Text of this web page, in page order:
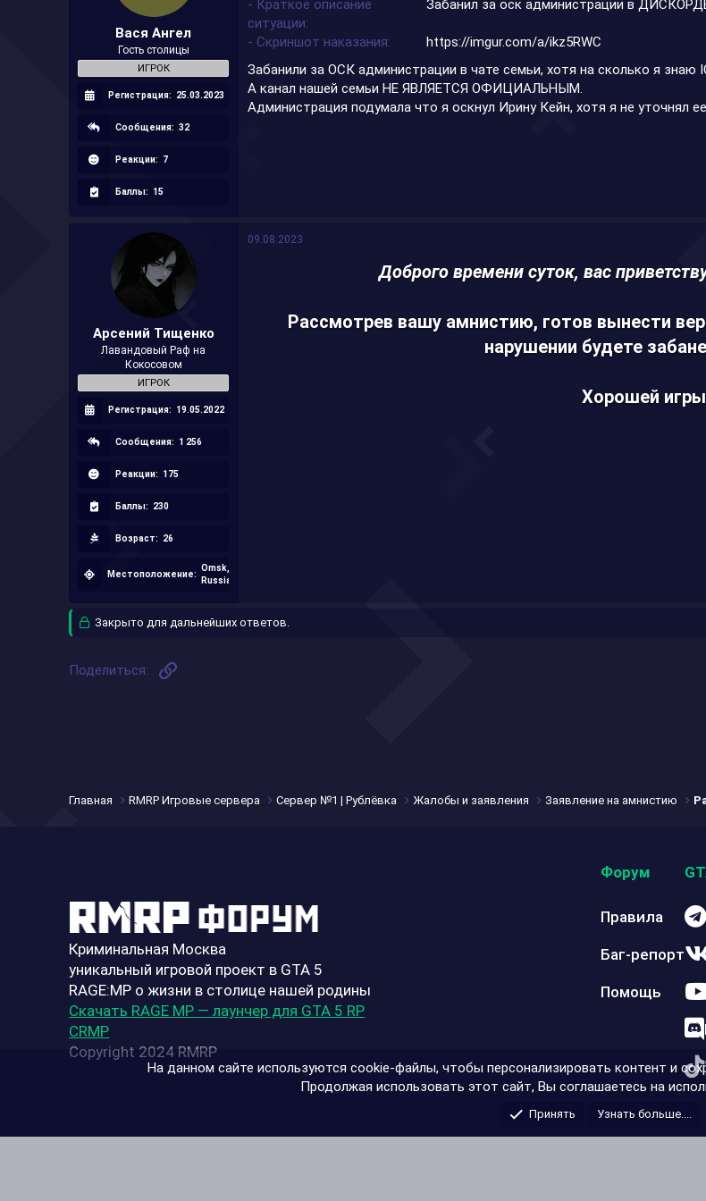
а
Вася Ангел
Гость столицы
ИГРОК
Регистрация: 25.03.2023
Сообщения: 32
Реакции: 7
Баллы: 15
- Краткое описание
ситуации
Забанил за оск администрации в
- Скриншот наказания
https://imgur.com/a/ikz5RWC
Забанили за ОСК администрации в чате семьи, хотя на сколько я знаю
А канал нашей семьи НЕ ЯВЛЯЕТСЯ ОФИЦИАЛЬНЫМ.
Администрация подумала что я оскнул Ирину Кейн, хотя я не уточнял
Арсений Тищенко
Лавандовый Раф на
Кокосовом
ИГРОК
Регистрация: 19.05.2022
Сообщения: 1 256
Реакции: 175
Баллы: 230
Возраст: 26
Местоположение:
Omsk,
Russia
09.08.2023
Доброго времени суток, вас
Рассмотрев вашу амнистию, готов вынести
нарушении будете
Хорошей
Закрыто для дальнейших ответов.
Поделиться:
Главная RMRP Игровые сервера Сервер №1 | Рублёвка Жалобы и заявления Заявление на амнистию
Криминальная Москва
уникальный игровой проект в GTA 5
RAGE:MP о жизни в столице нашей родины
Скачать RAGE MP — лаунчер для GTA 5 RP
CRMP
Copyright 2024 RMRP
Форум
Правила
Баг-репорт
Помощь
На данном сайте используются cookie-файлы, чтобы персонализировать контент и
Продолжая использовать этот сайт, Вы соглашаетесь на
Принять Узнать больше....